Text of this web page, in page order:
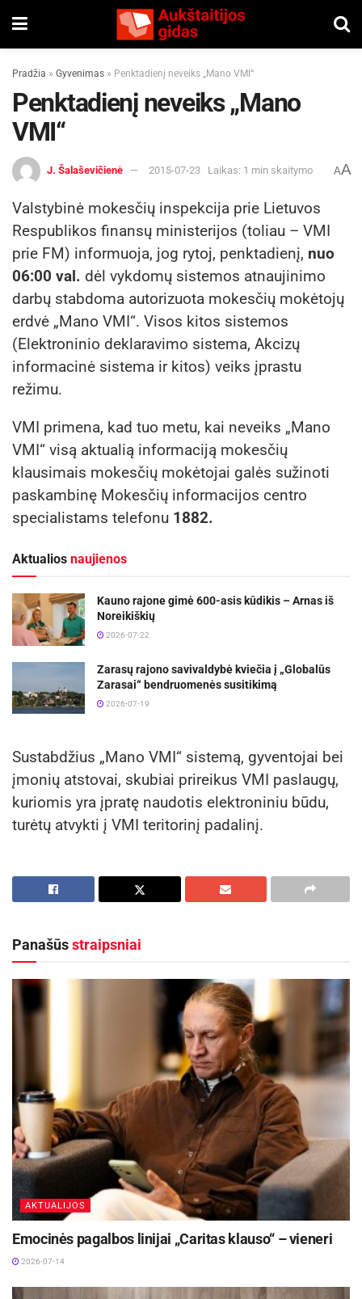
Pradžia » Gyvenimas » Penktadienį neveiks „Mano VMI“
Penktadienį neveiks „Mano
VMI“
J. Šalaševičienė 2015-07-23 Laikas: 1 min skaitymo AA
Valstybinė mokesčių inspekcija prie Lietuvos
Respublikos finansų ministerijos (toliau – VMI
prie FM) informuoja, jog rytoj, penktadienį, nuo
06:00 val. dėl vykdomų sistemos atnaujinimo
darbų stabdoma autorizuota mokesčių mokėtojų
erdvė „Mano VMI“. Visos kitos sistemos
(Elektroninio deklaravimo sistema, Akcizų
informacinė sistema ir kitos) veiks įprastu
režimu.
VMI primena, kad tuo metu, kai neveiks „Mano
VMI“ visą aktualią informaciją mokesčių
klausimais mokesčių mokėtojai galės sužinoti
paskambinę Mokesčių informacijos centro
specialistams telefonu 1882.
Aktualios naujienos
Kauno rajone gimė 600-asis kūdikis – Arnas iš
Noreikiškių
2026-07-22
Zarasų rajono savivaldybė kviečia į „Globalūs
Zarasai“ bendruomenės susitikimą
2026-07-19
Sustabdžius „Mano VMI“ sistemą, gyventojai bei
įmonių atstovai, skubiai prireikus VMI paslaugų,
kuriomis yra įpratę naudotis elektroniniu būdu,
turėtų atvykti į VMI teritorinį padalinį.
Panašūsstraipsniai
AKTUALIJOS
Emocinės pagalbos linijai „Caritas klauso“ – vieneri
2026-07-14